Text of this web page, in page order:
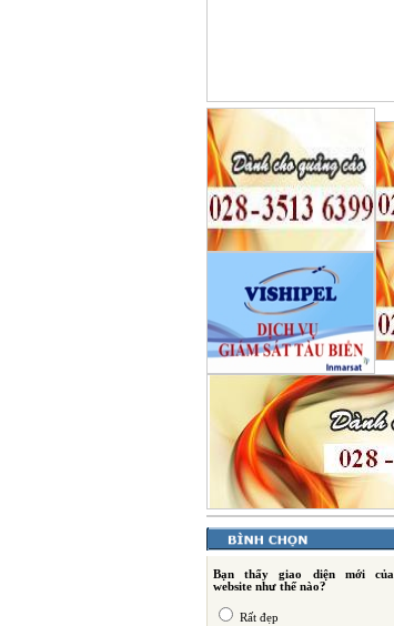
Bạn thấy giao diện mới của
website như thế nào?
Rất đẹp